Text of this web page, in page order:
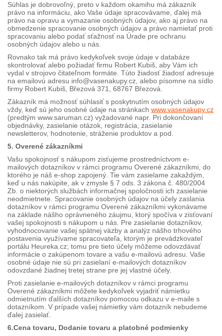
Súhlas je dobrovoľný, preto v každom okamihu má zákazník
právo na informáciu, ako Vaše údaje spracovávame, ďalej má
právo na opravu a vymazanie osobných údajov, ako aj právo na
obmedzenie spracovanie osobných údajov a právo namietať proti
spracovaniu alebo podať sťažnosť na Úrade pre ochranu
osobných údajov alebo u nás.
Rovnako tak má právo kedykoľvek svoje údaje v databáze
skontrolovať alebo požiadať firmu Robert Kubiš, aby Vám ich
vydal v strojovo čitateľnom formáte. Túto žiadosť žiadosť adresuje
na emailovú adresu info@vasenakupy.cz, alebo písomne na sídlo
firmy Robert Kubiš, Březová 371, 68767 Březová.
Zákazník má možnosť súhlasiť s poskytnutím osobných údajov
vždy, keď sú jeho osobné údaje na stránkach www.vasenakupy.cz
(predtým www.saruman.cz) vyžadované napr. Pri dokončovaní
objednávky, zasielanie otázok, registrácia, zasielanie
newsletterov, hodnotenie, stráženie produktov a pod.
5. Overené zákazníkmi
Vašu spokojnosť s nákupom zisťujeme prostredníctvom e-
mailových dotazníkov v rámci programu Overené zákazníkmi, do
ktorého je náš e-shop zapojený. Tie vám zasielame zakaždým,
keď u nás nakúpite, ak v zmysle § 7 ods. 3 zákona č. 480/2004
Zb. o niektorých službách informačnej spoločnosti ich zasielanie
neodmietnete. Spracovanie osobných údajov na účely zaslania
dotazníkov v rámci programu Overené zákazníkmi vykonávame
na základe nášho oprávneného záujmu, ktorý spočíva v zisťovaní
vašej spokojnosti s nákupom u nás. Pre zasielanie dotazníkov,
vyhodnocovanie vašej spätnej väzby a analýz nášho trhového
postavenia využívame spracovateľa, ktorým je prevádzkovateľ
portálu Heureka.cz; tomu pre tieto účely môžeme odovzdávať
informácie o zakúpenom tovare a vašu e-mailovú adresu. Vaše
osobné údaje nie sú pri zasielaní e-mailových dotazníkov
odovzdané žiadnej tretej strane pre jej vlastné účely.
Proti zasielanie e-mailových dotazníkov v rámci programu
Overené zákazníkmi môžete kedykoľvek vyjadriť námietku
odmietnutím ďalších dotazníkov pomocou odkazu v e-maile s
dotazníkom. V prípade vašej námietky vám dotazník nebudeme
ďalej zasielať.
6.Cena tovaru, Dodanie tovaru a platobné podmienky